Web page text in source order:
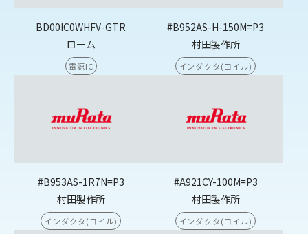
BD00IC0WHFV-GTR
ローム
電源IC
#B952AS-H-150M=P3
村田製作所
インダクタ(コイル)
#B953AS-1R7N=P3
村田製作所
インダクタ(コイル)
#A921CY-100M=P3
村田製作所
インダクタ(コイル)